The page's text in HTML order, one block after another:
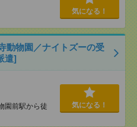
気になる！
物園／ナイトズーの受
遣]
園前駅から徒
気になる！